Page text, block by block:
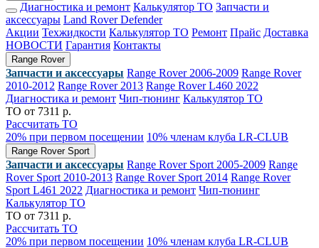
Диагностика и ремонт Калькулятор ТО Запчасти и
аксессуары Land Rover Defender
Акции Техжидкости Калькулятор ТО Ремонт Прайс Доставка
НОВОСТИ Гарантия Контакты
Range Rover
Запчасти и аксессуары Range Rover 2006-2009 Range Rover
2010-2012 Range Rover 2013 Range Rover L460 2022
Диагностика и ремонт Чип-тюнинг Калькулятор ТО
ТО от 7311 р.
Рассчитать ТО
20% при первом посещении 10% членам клуба LR-CLUB
Range Rover Sport
Запчасти и аксессуары Range Rover Sport 2005-2009 Range
Rover Sport 2010-2013 Range Rover Sport 2014 Range Rover
Sport L461 2022 Диагностика и ремонт Чип-тюнинг
Калькулятор ТО
ТО от 7311 р.
Рассчитать ТО
20% при первом посещении 10% членам клуба LR-CLUB